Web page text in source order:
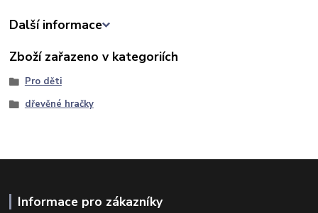
Další informace
Zboží zařazeno v kategoriích
Pro děti
dřevěné hračky
Informace pro zákazníky